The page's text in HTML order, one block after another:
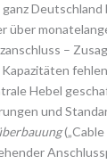
ganz
über
–
Hebel
und
(„Cable